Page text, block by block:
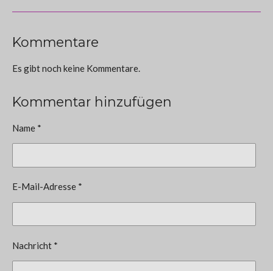
Kommentare
Es gibt noch keine Kommentare.
Kommentar hinzufügen
Name *
E-Mail-Adresse *
Nachricht *